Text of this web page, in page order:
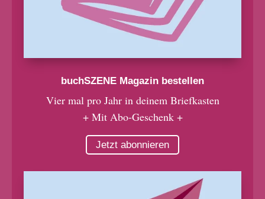
buchSZENE Magazin bestellen
Vier mal pro Jahr in deinem Briefkasten
+ Mit Abo-Geschenk +
Jetzt abonnieren